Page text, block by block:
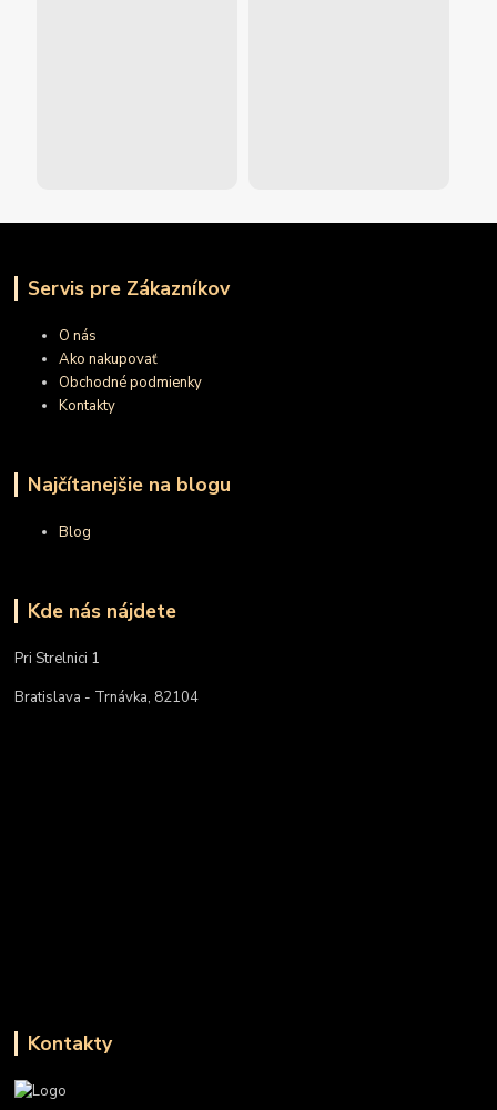
Servis pre Zákazníkov
O nás
Ako nakupovať
Obchodné podmienky
Kontakty
Najčítanejšie na blogu
Blog
Kde nás nájdete
Pri Strelnici 1
Bratislava - Trnávka, 82104
Kontakty